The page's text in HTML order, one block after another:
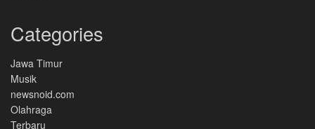
Categories
Jawa Timur
Musik
newsnoid.com
Olahraga
Terbaru